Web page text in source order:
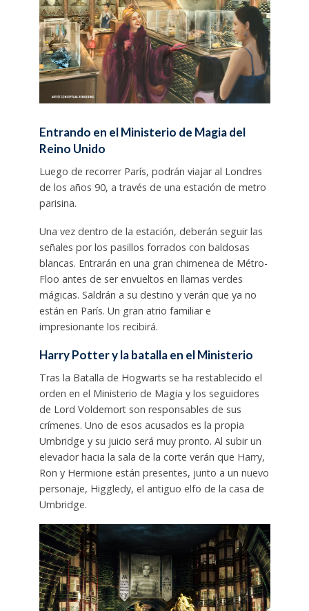
Entrando en el Ministerio de Magia del
Reino Unido
Luego de recorrer París, podrán viajar al Londres
de los años 90, a través de una estación de metro
parisina.
Una vez dentro de la estación, deberán seguir las
señales por los pasillos forrados con baldosas
blancas. Entrarán en una gran chimenea de Métro-
Floo antes de ser envueltos en llamas verdes
mágicas. Saldrán a su destino y verán que ya no
están en París. Un gran atrio familiar e
impresionante los recibirá.
Harry Potter y la batalla en el Ministerio
Tras la Batalla de Hogwarts se ha restablecido el
orden en el Ministerio de Magia y los seguidores
de Lord Voldemort son responsables de sus
crímenes. Uno de esos acusados es la propia
Umbridge y su juicio será muy pronto. Al subir un
elevador hacia la sala de la corte verán que Harry,
Ron y Hermione están presentes, junto a un nuevo
personaje, Higgledy, el antiguo elfo de la casa de
Umbridge.